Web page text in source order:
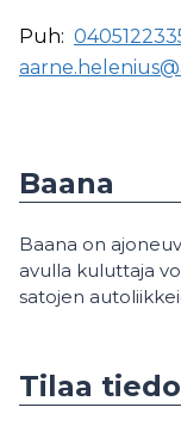
Puh:
Baana
Baana on
avulla kuluttaja
satojen
Tilaa